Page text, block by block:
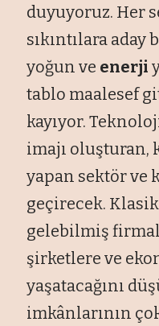
duyuyoruz. Her
sıkıntılara aday
yoğun ve enerji
tablo maalesef
kayıyor.
imajı oluşturan,
yapan sektör ve
geçirecek.
gelebilmiş
şirketlere ve
yaşatacağını
imkânlarının